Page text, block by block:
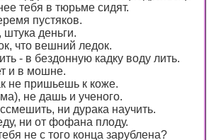
тебя в тюрьме сидят.
пустяков.
деньги.
что вешний ледок.
- в бездонную кадку воду лить.
и в мошне.
не пришьешь к коже.
не дашь и ученого.
ни дурака научить.
ни от фофана плоду.
не с того конца зарублена?